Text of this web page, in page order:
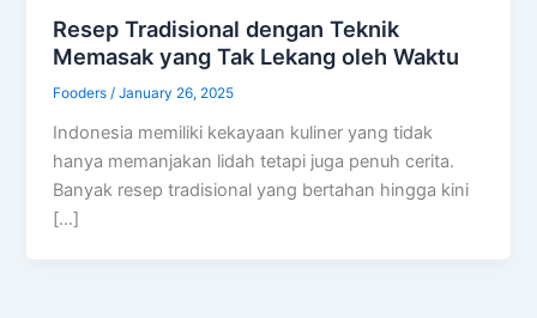
Resep Tradisional dengan Teknik
Memasak yang Tak Lekang oleh Waktu
Fooders/January 26, 2025
Indonesia memiliki kekayaan kuliner yang tidak
hanya memanjakan lidah tetapi juga penuh cerita.
Banyak resep tradisional yang bertahan hingga kini
[…]